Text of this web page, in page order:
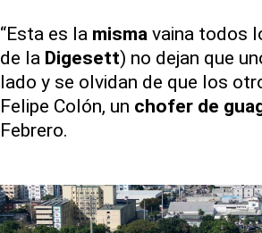
“Esta es la misma vaina todos
de la Digesett) no dejan que
lado y se olvidan de que los
Felipe Colón, un chofer de
Febrero.